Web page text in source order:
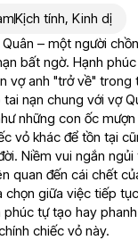
Kịch tính, Kinh dị
– một người
bất ngờ. Hạnh
vợ anh "trở về"
nạn chung với vợ
những con ốc
vỏ khác để tồn tại
Niềm vui ngắn
quan đến cái chết
chọn giữa việc tiếp
tự tạo hay
chiếc vỏ này.